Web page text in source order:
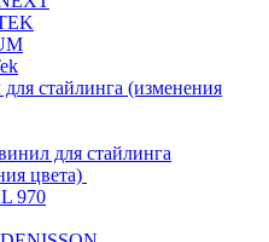
стайлинга (изменения
для стайлинга
цвета)
970